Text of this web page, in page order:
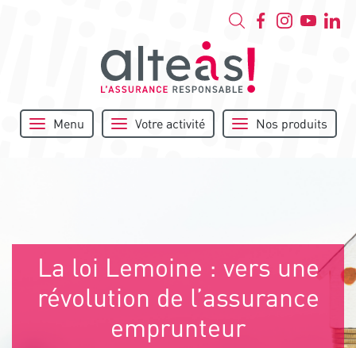
Menu Votre activité Nos produits
La loi Lemoine : vers une
révolution de l’assurance
emprunteur